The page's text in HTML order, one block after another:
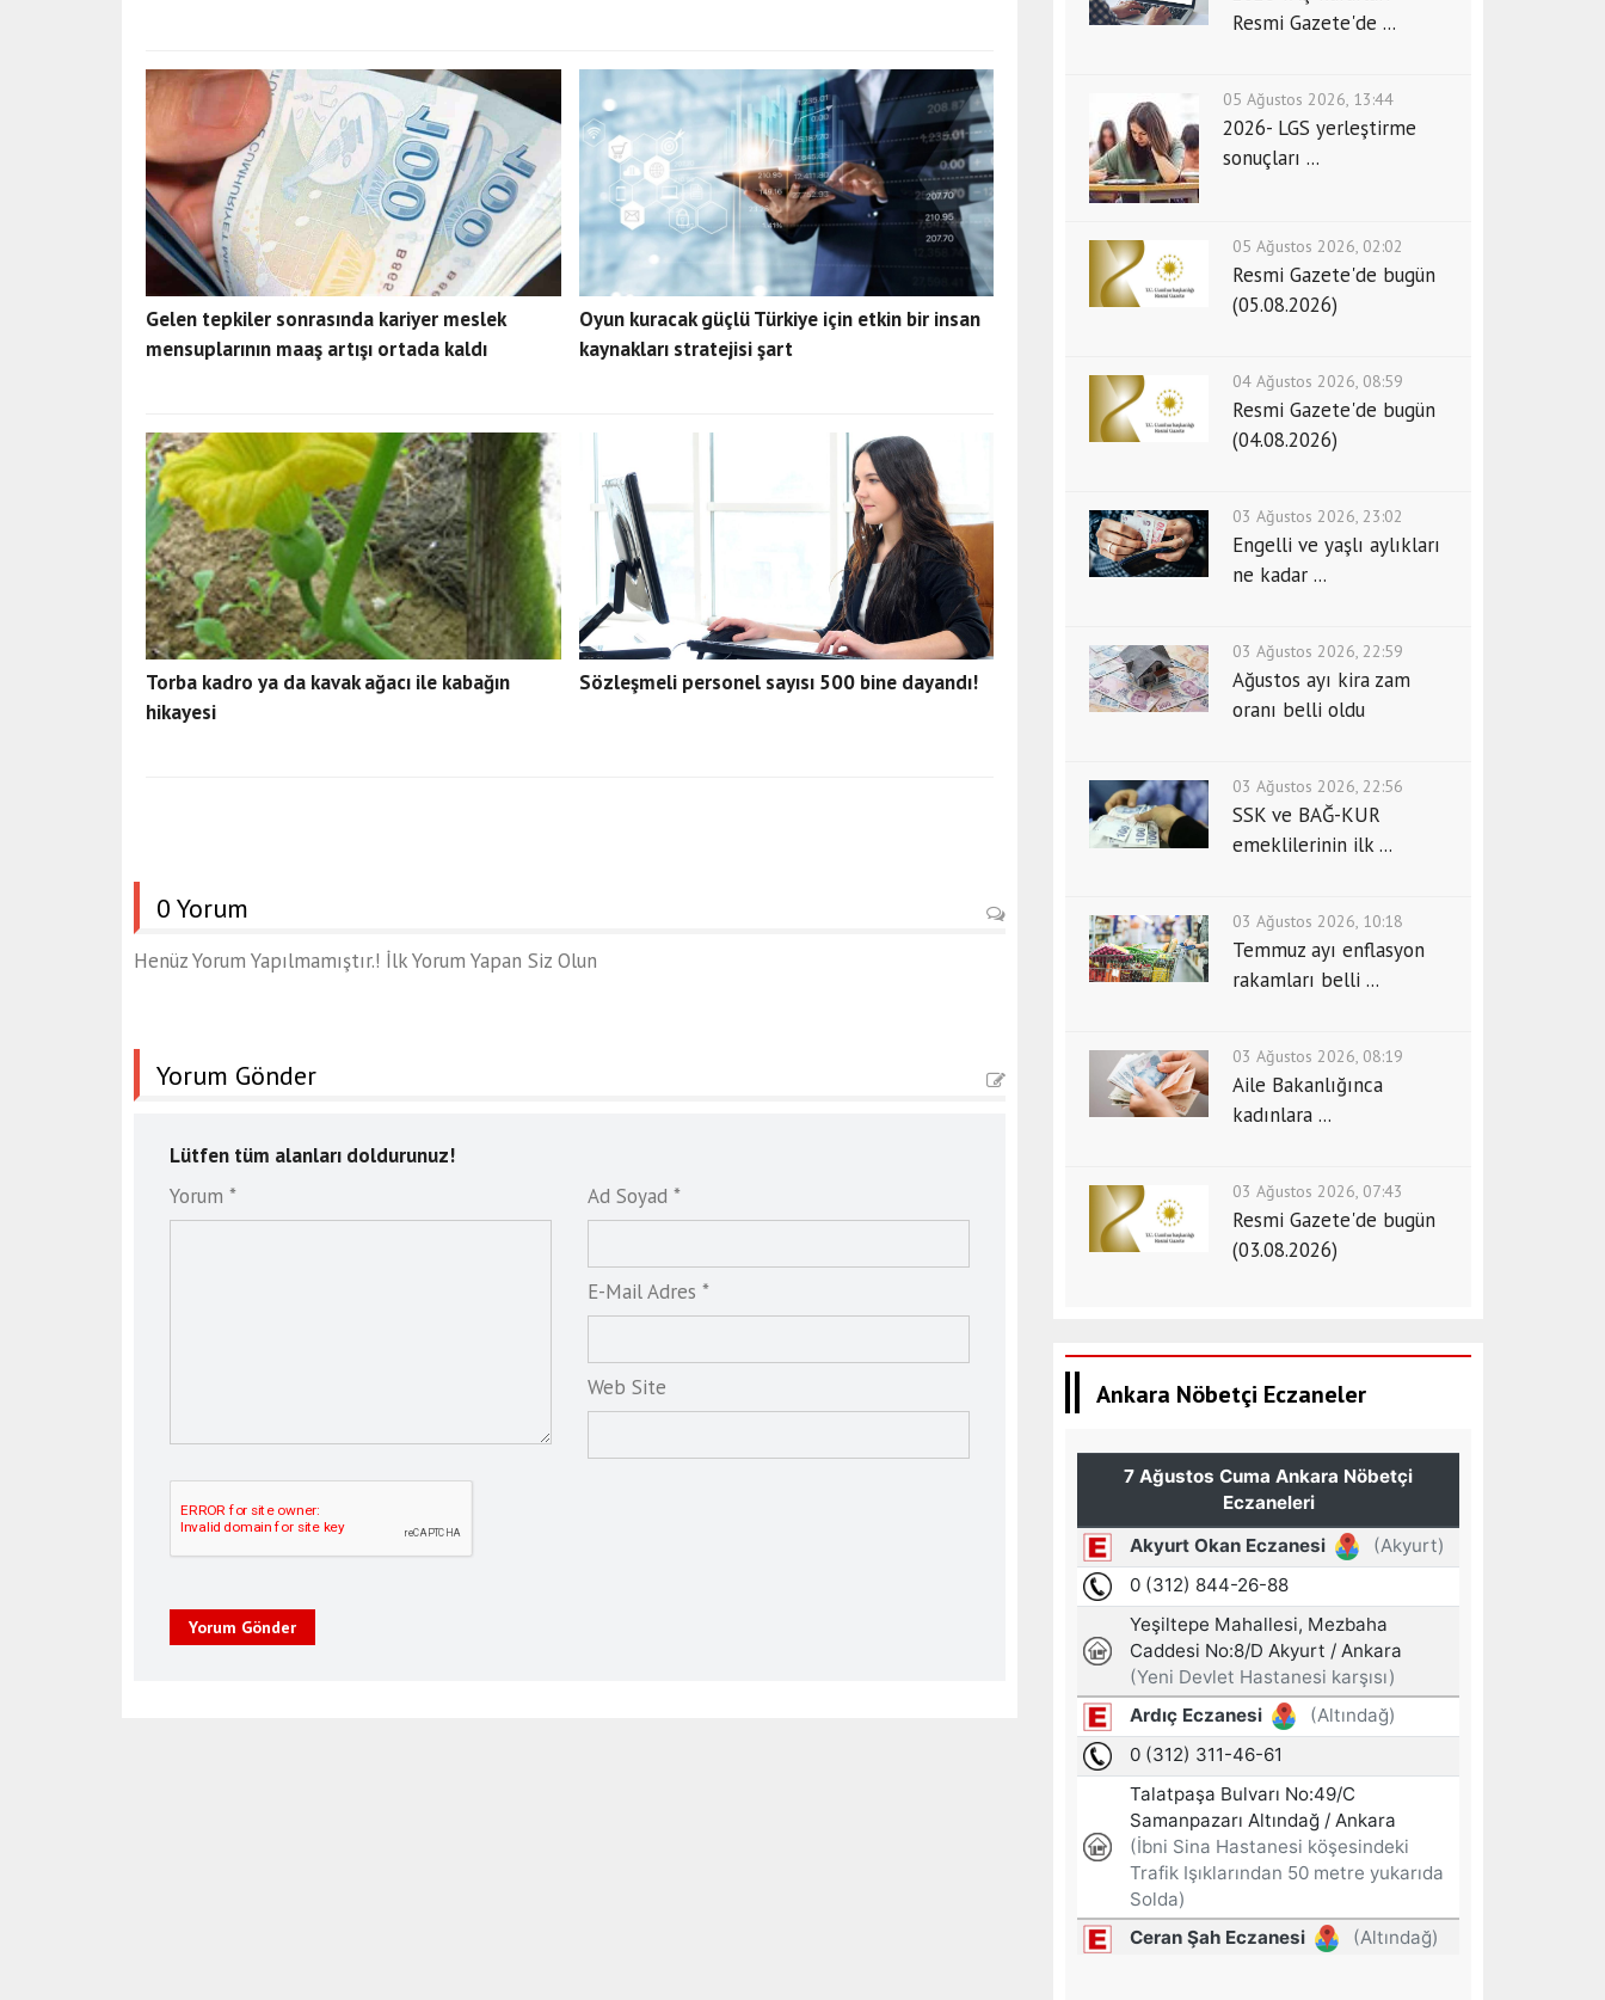
Gelen tepkiler sonrasında kariyer meslek
mensuplarının maaş artışı ortada kaldı
Oyun kuracak güçlü Türkiye için etkin bir insan
kaynakları stratejisi şart
Torba kadro ya da kavak ağacı ile kabağın
hikayesi
Sözleşmeli personel sayısı 500 bine dayandı!
0 Yorum
Henüz Yorum Yapılmamıştır.! İlk Yorum Yapan Siz Olun
Yorum Gönder
Lütfen tüm alanları doldurunuz!
Yorum *
Ad Soyad *
E-Mail Adres *
Web Site
Yorum Gönder
Resmi Gazete'de ...
05 Ağustos 2026, 13:44
2026- LGS yerleştirme
sonuçları ...
05 Ağustos 2026, 02:02
Resmi Gazete'de bugün
(05.08.2026)
04 Ağustos 2026, 08:59
Resmi Gazete'de bugün
(04.08.2026)
03 Ağustos 2026, 23:02
Engelli ve yaşlı aylıkları
ne kadar ...
03 Ağustos 2026, 22:59
Ağustos ayı kira zam
oranı belli oldu
03 Ağustos 2026, 22:56
SSK ve BAĞ-KUR
emeklilerinin ilk ...
03 Ağustos 2026, 10:18
Temmuz ayı enflasyon
rakamları belli ...
03 Ağustos 2026, 08:19
Aile Bakanlığınca
kadınlara ...
03 Ağustos 2026, 07:43
Resmi Gazete'de bugün
(03.08.2026)
Ankara Nöbetçi Eczaneler